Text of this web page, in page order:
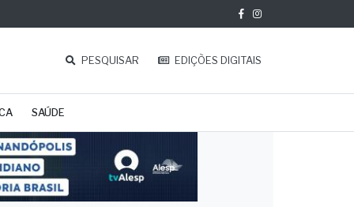
PESQUISAR EDIÇÕES DIGITAIS
SAÚDE